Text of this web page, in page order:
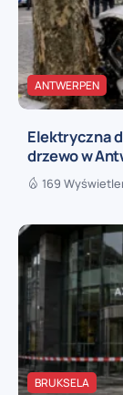
ANTWERPEN
Elektryczna
drzewo w
169
BRUKSELA